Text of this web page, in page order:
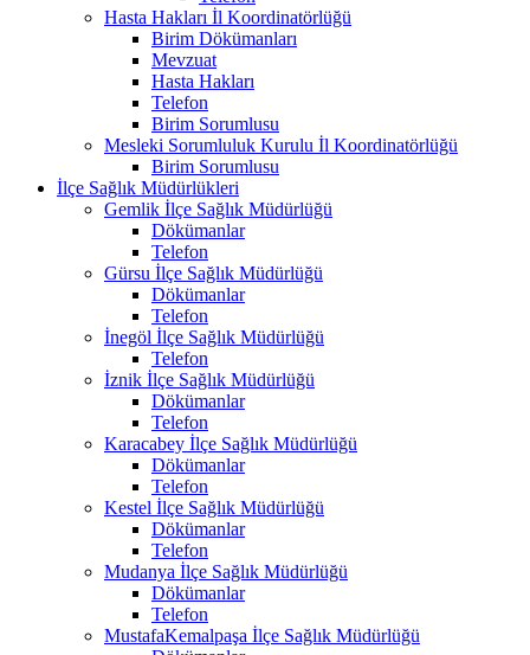
Hasta Hakları İl Koordinatörlüğü
Birim Dökümanları
Mevzuat
Hasta Hakları
Telefon
Birim Sorumlusu
Mesleki Sorumluluk Kurulu İl Koordinatörlüğü
Birim Sorumlusu
İlçe Sağlık Müdürlükleri
Gemlik İlçe Sağlık Müdürlüğü
Dökümanlar
Telefon
Gürsu İlçe Sağlık Müdürlüğü
Dökümanlar
Telefon
İnegöl İlçe Sağlık Müdürlüğü
Telefon
İznik İlçe Sağlık Müdürlüğü
Dökümanlar
Telefon
Karacabey İlçe Sağlık Müdürlüğü
Dökümanlar
Telefon
Kestel İlçe Sağlık Müdürlüğü
Dökümanlar
Telefon
Mudanya İlçe Sağlık Müdürlüğü
Dökümanlar
Telefon
MustafaKemalpaşa İlçe Sağlık Müdürlüğü